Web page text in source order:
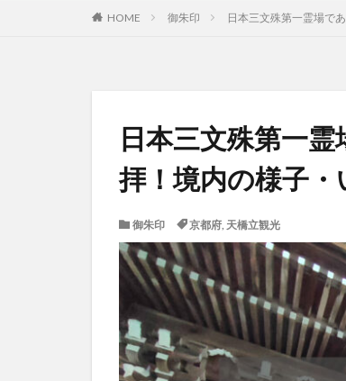
HOME 御朱印 日本三文殊第一霊場で
日本三文殊第一
拝！境内の様子
御朱印 京都府, 天橋立観光